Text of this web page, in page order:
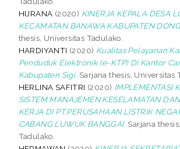
HIJRANA (2020) KINERJA KEPALA DESA
KECAMATAN BANAWA KABUPATEN
thesis, Universitas Tadulako.
HARDIYANTI (2020) Kualitas Pelayanan
Penduduk Elektronik (e-KTP) Di Kantor
Kabupaten Sigi. Sarjana thesis, Universitas
HERLINA SAFITRI (2020) IMPLEMENTASI
SISTEM MANAJEMEN KESELAMATAN
KERJA DI PT.PERUSAHAAN LISTRIK
CABANG LUWUK BANGGAI. Sarjana
Tadulako.